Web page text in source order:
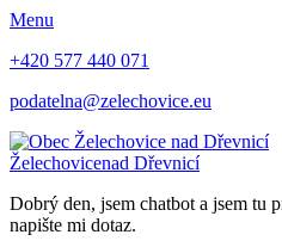
Menu
+420 577 440 071
podatelna@zelechovice.eu
Želechovicenad Dřevnicí
Dobrý den, jsem chatbot a jsem tu
napište mi dotaz.